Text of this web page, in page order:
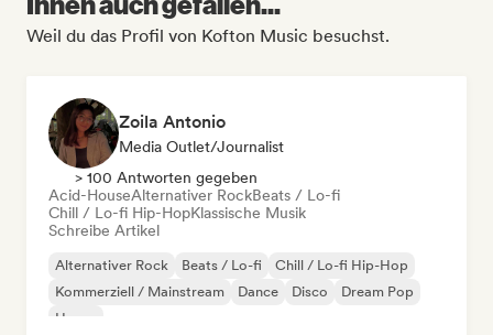
Weil du das Profil von Kofton Music besuchst.
Zoila Antonio
Media Outlet/Journalist
> 100 Antworten gegeben
Acid-HouseAlternativer RockBeats / Lo-fi
Chill / Lo-fi Hip-HopKlassische Musik
Schreibe Artikel
Alternativer Rock Beats / Lo-fi
Chill / Lo-fi Hip-Hop
Kommerziell / Mainstream
Dance Disco
Dream Pop
House